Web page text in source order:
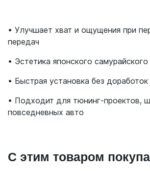
• Улучшает хват и ощущения при
передач
• Эстетика японского самурайского
• Быстрая установка без доработок
• Подходит для тюнинг-проектов,
повседневных авто
С этим товаром